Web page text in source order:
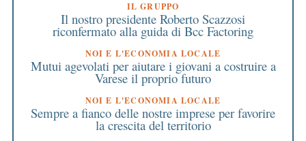
IL GRUPPO
Il nostro presidente Roberto Scazzosi
riconfermato alla guida di Bcc Factoring
NOI E L'ECONOMIA LOCALE
Mutui agevolati per aiutare i giovani a costruire a
Varese il proprio futuro
NOI E L'ECONOMIA LOCALE
Sempre a fianco delle nostre imprese per favorire
la crescita del territorio